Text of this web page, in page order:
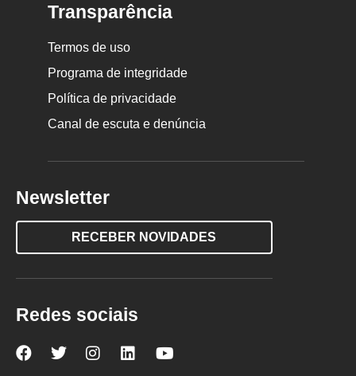
Transparência
Termos de uso
Programa de integridade
Política de privacidade
Canal de escuta e denúncia
Newsletter
RECEBER NOVIDADES
Redes sociais
NovaNova Nova Nova